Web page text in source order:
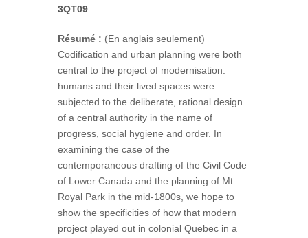
3QT09
Résumé : (En anglais seulement)
Codification and urban planning were both
central to the project of modernisation:
humans and their lived spaces were
subjected to the deliberate, rational design
of a central authority in the name of
progress, social hygiene and order. In
examining the case of the
contemporaneous drafting of the Civil Code
of Lower Canada and the planning of Mt.
Royal Park in the mid-1800s, we hope to
show the specificities of how that modern
project played out in colonial Quebec in a